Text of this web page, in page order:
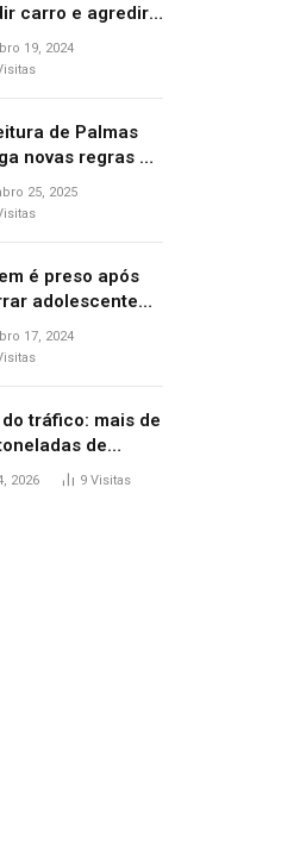
carro e agredir
aposentado
confusão no
19, 2024
de Palmas
novas regras e
de desempate
de
25, 2025
é preso após
adolescente
de furto em
de cerca e
17, 2024
do tráfico: mais de
de
são
2026 9 Visitas